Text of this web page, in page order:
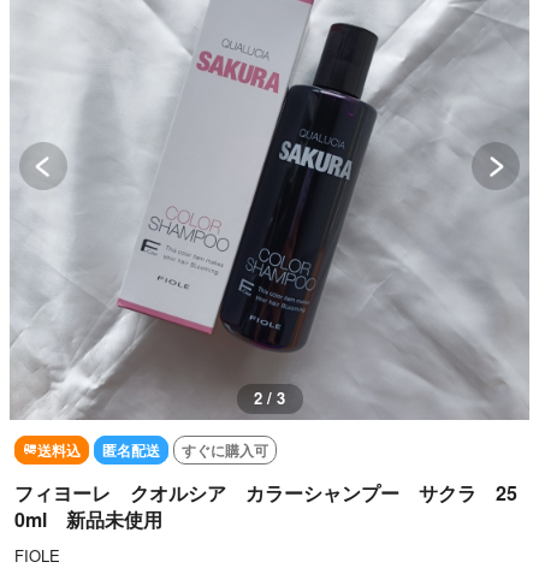
2 / 3
送料込 匿名配送 すぐに購入可
フィヨーレ クオルシア カラーシャンプー サクラ 25
0ml 新品未使用
FIOLE